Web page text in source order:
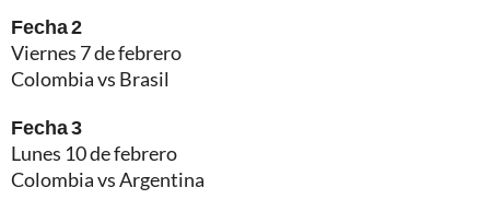
Fecha 2
Viernes 7 de febrero
Colombia vs Brasil
Fecha 3
Lunes 10 de febrero
Colombia vs Argentina